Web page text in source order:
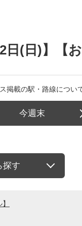
日(日)】【お
掲載の駅・路線につい
今週末
探す